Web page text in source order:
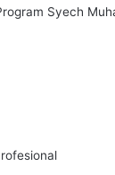
Syech